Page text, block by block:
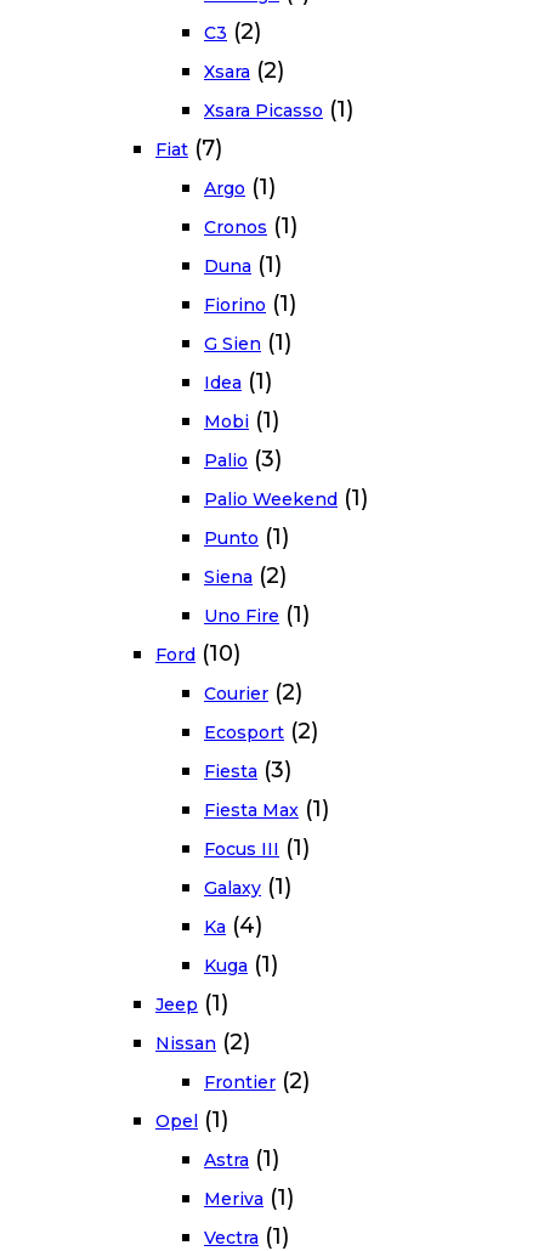
C3 (2)
Xsara (2)
Xsara Picasso (1)
Fiat (7)
Argo (1)
Cronos (1)
Duna (1)
Fiorino (1)
G Sien (1)
Idea (1)
Mobi (1)
Palio (3)
Palio Weekend (1)
Punto (1)
Siena (2)
Uno Fire (1)
Ford (10)
Courier (2)
Ecosport (2)
Fiesta (3)
Fiesta Max (1)
Focus III (1)
Galaxy (1)
Ka (4)
Kuga (1)
Jeep (1)
Nissan (2)
Frontier (2)
Opel (1)
Astra (1)
Meriva (1)
Vectra (1)